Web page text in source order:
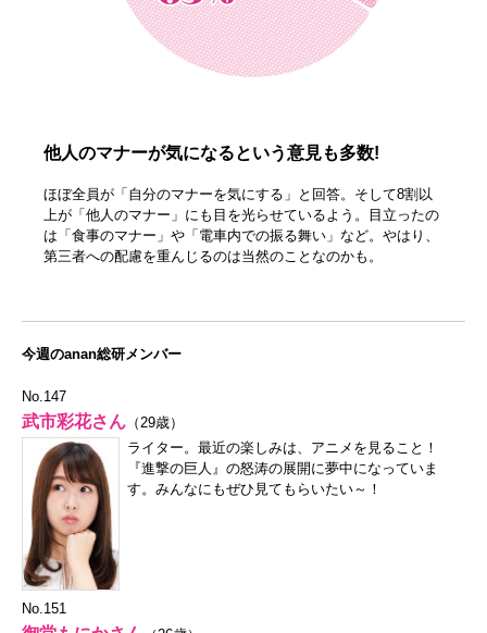
他人のマナーが気になるという意見も多数!
ほぼ全員が「自分のマナーを気にする」と回答。そして8割以
上が「他人のマナー」にも目を光らせているよう。目立ったの
は「食事のマナー」や「電車内での振る舞い」など。やはり、
第三者への配慮を重んじるのは当然のことなのかも。
今週のanan総研メンバー
No.147
武市彩花さん （29歳）
ライター。最近の楽しみは、アニメを見ること！
『進撃の巨人』の怒涛の展開に夢中になっていま
す。みんなにもぜひ見てもらいたい～！
No.151